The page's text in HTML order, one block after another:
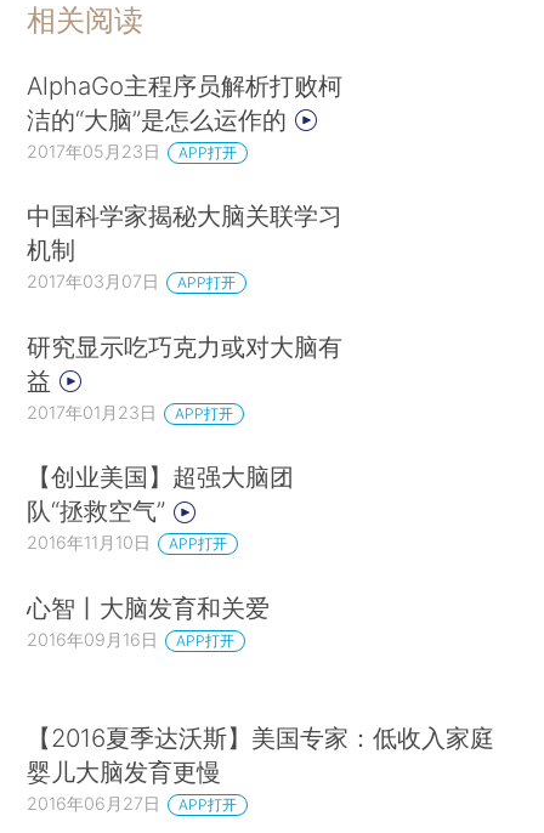
相关阅读
AlphaGo主程序员解析打败柯
洁的“大脑”是怎么运作的
2017年05月23日 APP打开
中国科学家揭秘大脑关联学习
机制
2017年03月07日 APP打开
研究显示吃巧克力或对大脑有
益
2017年01月23日 APP打开
【创业美国】超强大脑团
队“拯救空气”
2016年11月10日 APP打开
心智丨大脑发育和关爱
2016年09月16日 APP打开
【2016夏季达沃斯】美国专家：低收入家庭
婴儿大脑发育更慢
2016年06月27日 APP打开